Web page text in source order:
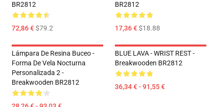
BR2812
72,86 €$79.2
BR2812
17,36 €$18.88
Lámpara De Resina Buceo -
Forma De Vela Nocturna
Personalizada 2 -
Breakwooden BR2812
BLUE LAVA - WRIST REST -
Breakwooden BR2812
36,34 € - 91,55 €